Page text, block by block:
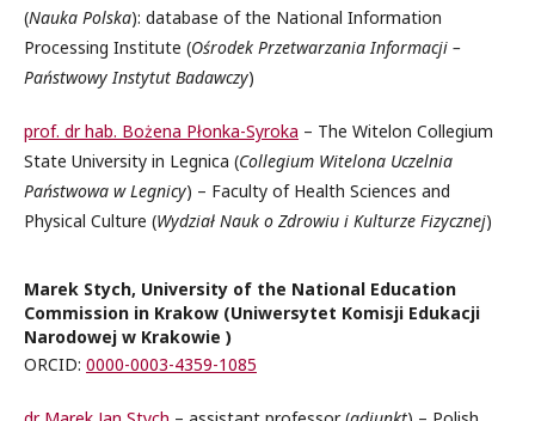
(Nauka Polska): database of the National Information
Processing Institute (Ośrodek Przetwarzania Informacji –
Państwowy Instytut Badawczy)
prof. dr hab. Bożena Płonka-Syroka – The Witelon Collegium
State University in Legnica (Collegium Witelona Uczelnia
Państwowa w Legnicy) – Faculty of Health Sciences and
Physical Culture (Wydział Nauk o Zdrowiu i Kulturze Fizycznej)
Marek Stych, University of the National Education
Commission in Krakow (Uniwersytet Komisji Edukacji
Narodowej w Krakowie )
ORCID: 0000-0003-4359-1085